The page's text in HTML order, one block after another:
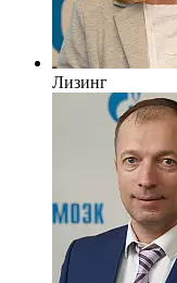
Лизинг